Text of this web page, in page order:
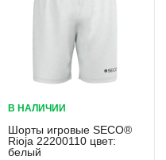
В НАЛИЧИИ
Шорты игровые SECO®
Rioja 22200110 цвет:
белый